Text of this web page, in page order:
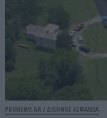
PRONEWS.GR / ΔΙΕΘΝΗΣ ΑΣΦΑΛΕΙΑ